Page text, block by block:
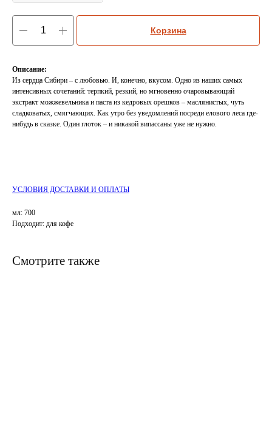
Корзина
Описание:
Из сердца Сибири – с любовью. И, конечно, вкусом. Одно из наших самых
интенсивных сочетаний: терпкий, резкий, но мгновенно очаровывающий
экстракт можжевельника и паста из кедровых орешков – маслянистых, чуть
сладковатых, смягчающих. Как утро без уведомлений посреди елового леса где-
нибудь в сказке. Один глоток – и никакой випассаны уже не нужно.
УСЛОВИЯ ДОСТАВКИ И ОПЛАТЫ
мл: 700
Подходит: для кофе
Смотрите также